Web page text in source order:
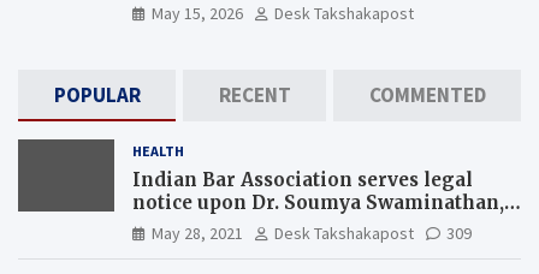
May 15, 2026 Desk Takshakapost
POPULAR RECENT COMMENTED
HEALTH
Indian Bar Association serves legal
notice upon Dr. Soumya Swaminathan,
the Chief Scientist, WHO
May 28, 2021 Desk Takshakapost 309